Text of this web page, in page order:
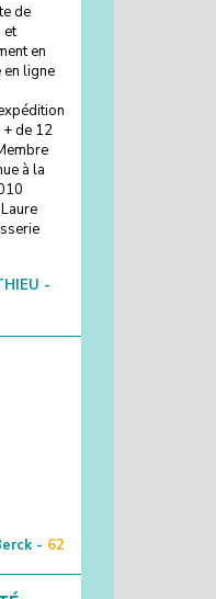
de
et
en
en ligne
+ de 12
à la
-
- 62